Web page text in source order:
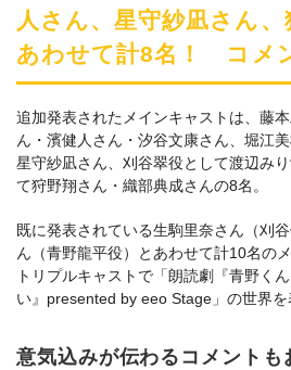
人さん、星守紗凪さん
あわせて計8名！ コメ
追加発表されたメインキャストは、藤
ん・濱健人さん・汐谷文康さん、堀江
星守紗凪さん、刈谷翠役として渡辺み
て狩野翔さん・織部典成さんの8名。
既に発表されている生駒里奈さん（刈
ん（青野龍平役）とあわせて計10名の
トリプルキャストで「朗読劇『青野く
い』presented by eeo Stage」の世界を
意気込みが伝わるコメントも